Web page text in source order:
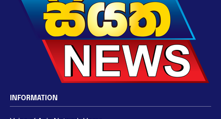
INFORMATION